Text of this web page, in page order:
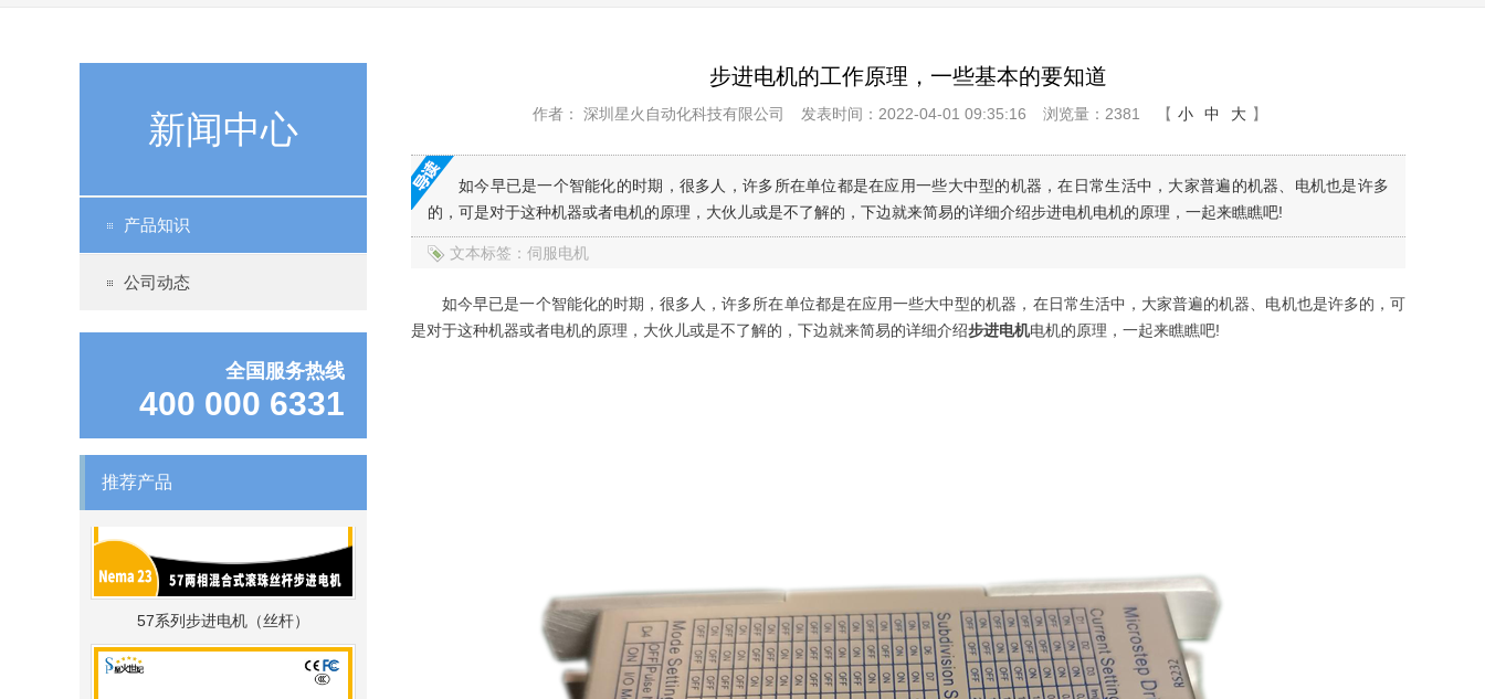
新闻中心
产品知识
公司动态
全国服务热线
400 000 6331
推荐产品
60系列步进电机（丝杆）
57系列步进电机（丝杆）
步进电机的工作原理，一些基本的要知道
作者： 深圳星火自动化科技有限公司 发表时间：2022-04-01 09:35:16 浏览量：2381 【 小 中 大 】
如今早已是一个智能化的时期，很多人，许多所在单位都是在应用一些大中型的机器，在日常生活中，大家普遍的机器、电机也是许多
的，可是对于这种机器或者电机的原理，大伙儿或是不了解的，下边就来简易的详细介绍步进电机电机的原理，一起来瞧瞧吧!
文本标签：伺服电机
如今早已是一个智能化的时期，很多人，许多所在单位都是在应用一些大中型的机器，在日常生活中，大家普遍的机器、电机也是许多的，可
是对于这种机器或者电机的原理，大伙儿或是不了解的，下边就来简易的详细介绍步进电机电机的原理，一起来瞧瞧吧!